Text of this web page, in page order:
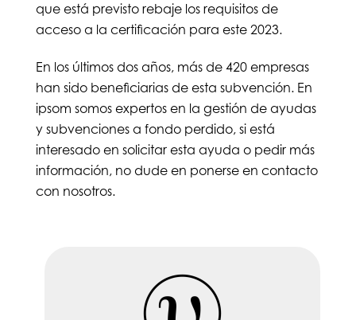
que está previsto rebaje los requisitos de
acceso a la certificación para este 2023.
En los últimos dos años, más de 420 empresas
han sido beneficiarias de esta subvención. En
ipsom somos expertos en la gestión de ayudas
y subvenciones a fondo perdido, si está
interesado en solicitar esta ayuda o pedir más
información, no dude en ponerse en contacto
con nosotros.